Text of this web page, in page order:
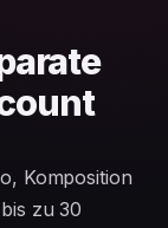
Komposition
zu 30